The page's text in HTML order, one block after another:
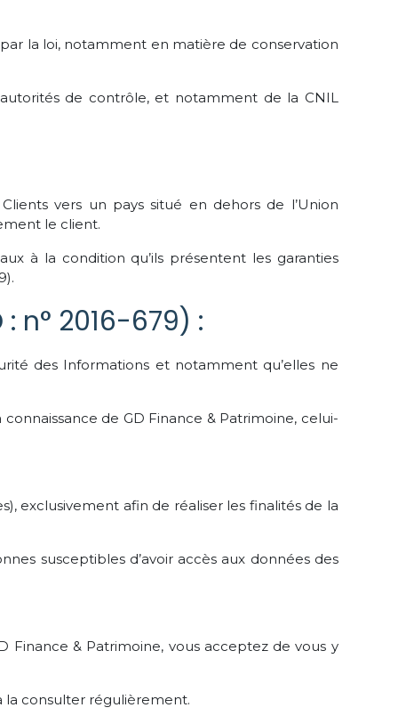
la loi, notamment en matière de conservation
de contrôle, et notamment de la CNIL
vers un pays situé en dehors de l’Union
le client.
à la condition qu’ils présentent les garanties
n° 2016-679) :
des Informations et notamment qu’elles ne
de GD Finance & Patrimoine, celui-
exclusivement afin de réaliser les finalités de la
susceptibles d’avoir accès aux données des
Finance & Patrimoine, vous acceptez de vous y
la consulter régulièrement.